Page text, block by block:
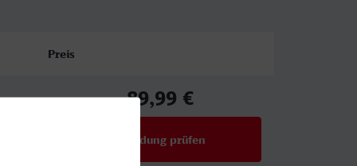
Preis
ab89,99 €
Verbindung prüfen